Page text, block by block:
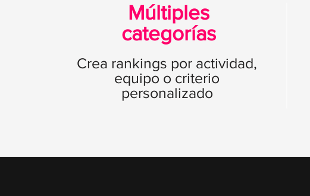
Múltiples
categorías
Crea rankings por actividad,
equipo o criterio
personalizado